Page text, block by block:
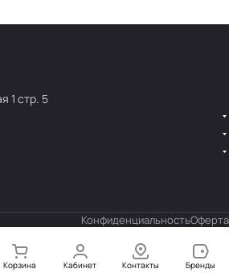
1 стр. 5
КонфиденциальностьОферта
Корзина Кабинет Контакты Бренды